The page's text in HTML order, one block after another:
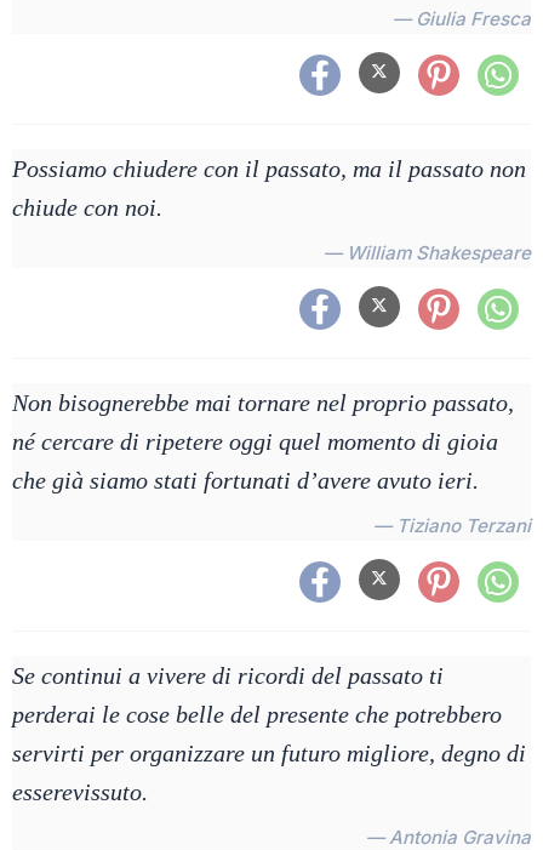
— Giulia Fresca
Possiamo chiudere con il passato, ma il passato non
chiude con noi.
— William Shakespeare
Non bisognerebbe mai tornare nel proprio passato,
né cercare di ripetere oggi quel momento di gioia
che già siamo stati fortunati d’avere avuto ieri.
— Tiziano Terzani
Se continui a vivere di ricordi del passato ti
perderai le cose belle del presente che potrebbero
servirti per organizzare un futuro migliore, degno di
esserevissuto.
— Antonia Gravina